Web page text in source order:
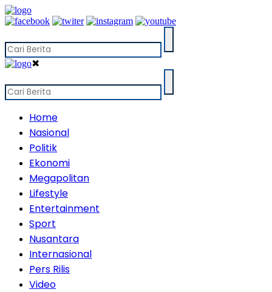
✖
Home
Nasional
Politik
Ekonomi
Megapolitan
Lifestyle
Entertainment
Sport
Nusantara
Internasional
Pers Rilis
Video